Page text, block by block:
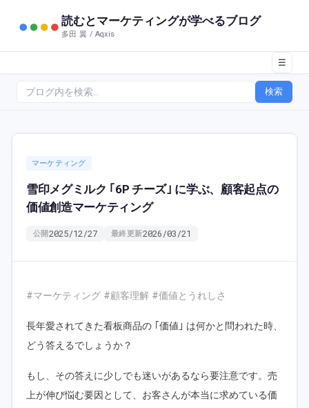
読むとマーケティングが学べるブログ
多田 翼 / Aqxis
☰
検索
マーケティング
雪印メグミルク ｢6P チーズ｣ に学ぶ、顧客起点の
価値創造マーケティング
公開2025/12/27 最終更新2026/03/21
#マーケティング #顧客理解 #価値とうれしさ
長年愛されてきた看板商品の ｢価値｣ は何かと問われた時、
どう答えるでしょうか？
もし、その答えに少しでも迷いがあるなら要注意です。売
上が伸び悩む要因として、お客さんが本当に求めている価